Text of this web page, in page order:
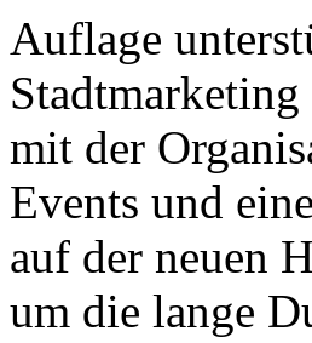
Auflage
Stadtmarketing
mit der
Events und
auf der neuen
um die lange